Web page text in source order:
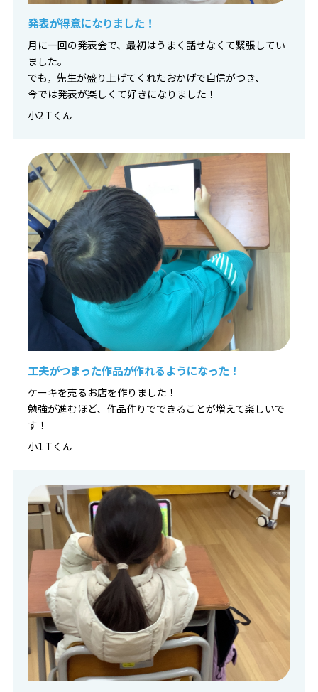
発表が得意になりました！
月に一回の発表会で、最初はうまく話せなくて緊張してい
ました。
でも，先生が盛り上げてくれたおかげで自信がつき、
今では発表が楽しくて好きになりました！
小2 Tくん
工夫がつまった作品が作れるようになった！
ケーキを売るお店を作りました！
勉強が進むほど、作品作りでできることが増えて楽しいで
す！
小1 Tくん